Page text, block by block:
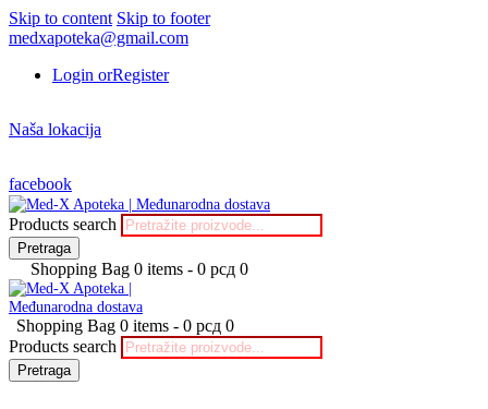
Skip to content Skip to footer
medxapoteka@gmail.com
Login orRegister
Naša lokacija
facebook
Products search
Pretraga
Shopping Bag 0 items - 0 рсд 0
Shopping Bag 0 items - 0 рсд 0
Products search
Pretraga